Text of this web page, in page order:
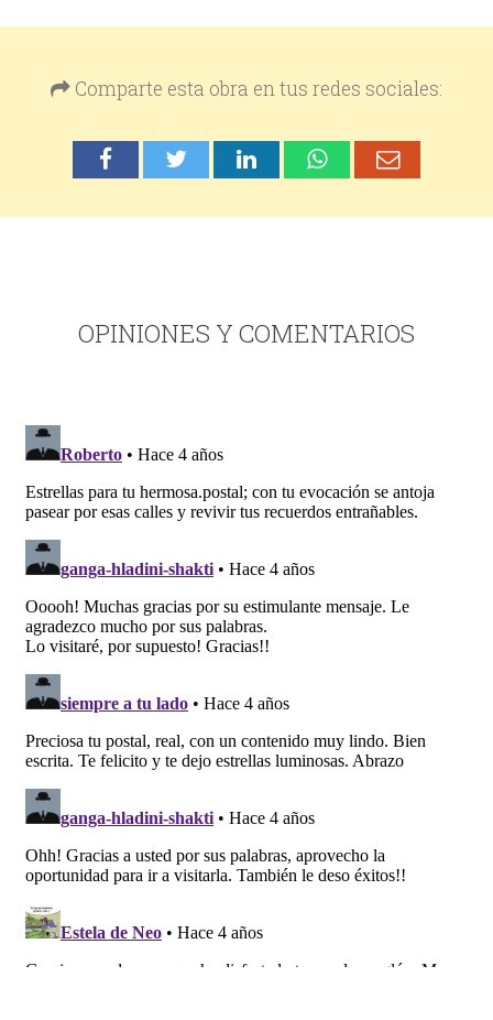
Comparte esta obra en tus redes sociales:
OPINIONES Y COMENTARIOS